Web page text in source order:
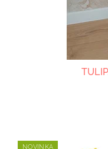
NOVINKA